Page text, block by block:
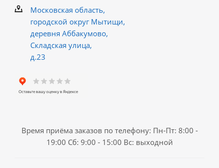
Московская область,
городской округ Мытищи,
деревня Аббакумово,
Складская улица,
д.23
Время приёма заказов по телефону: Пн-Пт: 8:00 -
19:00 Сб: 9:00 - 15:00 Вс: выходной